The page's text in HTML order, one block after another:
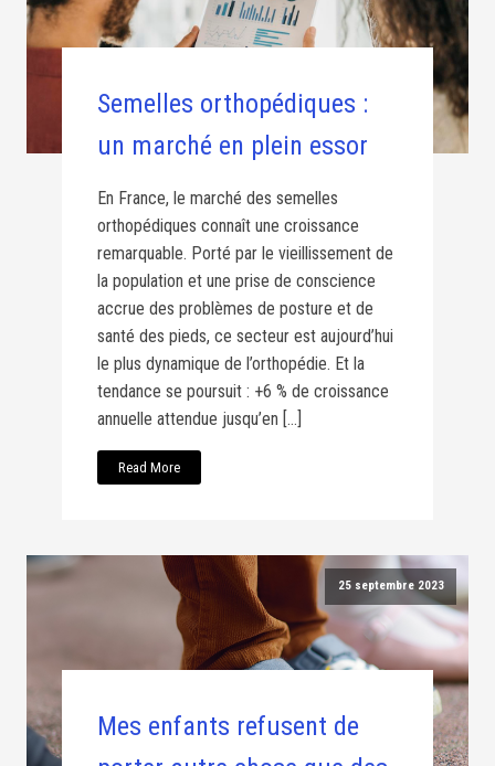
Semelles orthopédiques :
un marché en plein essor
En France, le marché des semelles
orthopédiques connaît une croissance
remarquable. Porté par le vieillissement de
la population et une prise de conscience
accrue des problèmes de posture et de
santé des pieds, ce secteur est aujourd’hui
le plus dynamique de l’orthopédie. Et la
tendance se poursuit : +6 % de croissance
annuelle attendue jusqu’en […]
Read More
25 septembre 2023
Mes enfants refusent de